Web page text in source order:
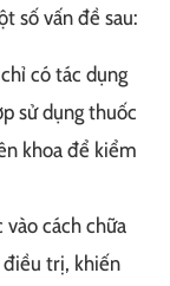
số vấn đề sau:
có tác dụng
sử dụng thuốc
khoa để kiểm
cách chữa
điều trị, khiến